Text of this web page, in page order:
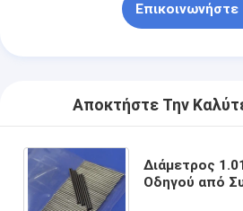
Επικοινωνήστε
Αποκτήστε Την
Διάμετρος
Οδηγού από